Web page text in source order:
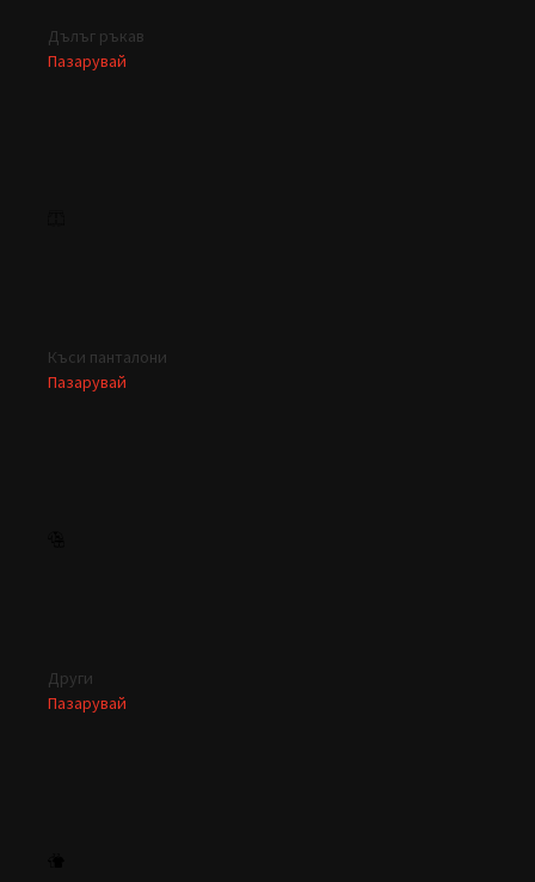
Дълъг ръкав
Пазарувай
Къси панталони
Пазарувай
Други
Пазарувай